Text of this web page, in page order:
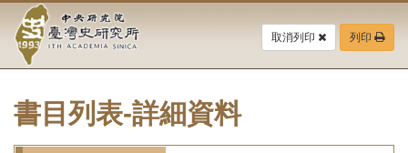
要
中
央
研
究
取消列印 列印
書目列表-詳細資料